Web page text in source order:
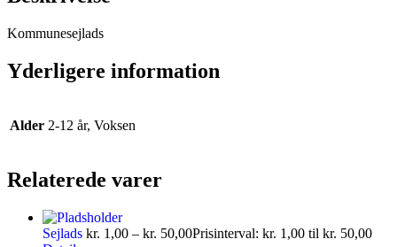
Kommunesejlads
Yderligere information
Alder 2-12 år, Voksen
Relaterede varer
Sejlads kr. 1,00 – kr. 50,00Prisinterval: kr. 1,00 til kr. 50,00